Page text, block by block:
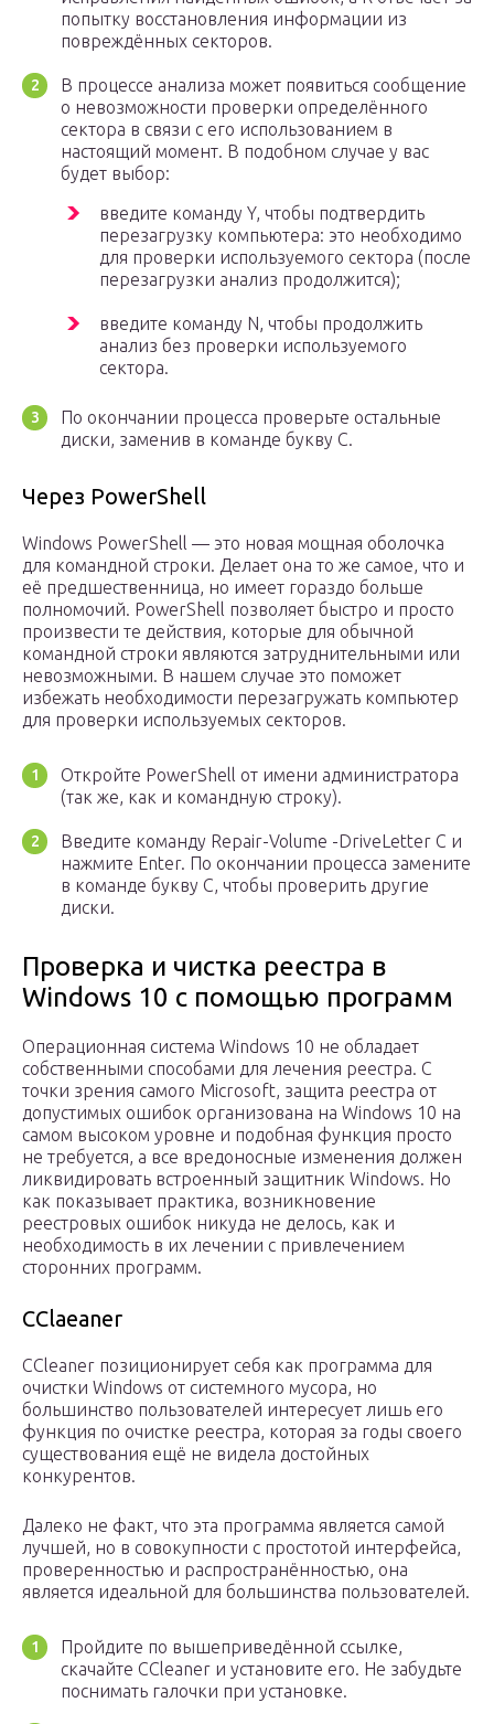
попытку восстановления информации из
повреждённых секторов.
В процессе анализа может появиться сообщение
о невозможности проверки определённого
сектора в связи с его использованием в
настоящий момент. В подобном случае у вас
будет выбор:
введите команду Y, чтобы подтвердить
перезагрузку компьютера: это необходимо
для проверки используемого сектора (после
перезагрузки анализ продолжится);
введите команду N, чтобы продолжить
анализ без проверки используемого
сектора.
По окончании процесса проверьте остальные
диски, заменив в команде букву C.
Через PowerShell
Windows PowerShell — это новая мощная оболочка
для командной строки. Делает она то же самое, что и
её предшественница, но имеет гораздо больше
полномочий. PowerShell позволяет быстро и просто
произвести те действия, которые для обычной
командной строки являются затруднительными или
невозможными. В нашем случае это поможет
избежать необходимости перезагружать компьютер
для проверки используемых секторов.
Откройте PowerShell от имени администратора
(так же, как и командную строку).
Введите команду Repair-Volume -DriveLetter C и
нажмите Enter. По окончании процесса замените
в команде букву C, чтобы проверить другие
диски.
Проверка и чистка реестра в
Windows 10 с помощью программ
Операционная система Windows 10 не обладает
собственными способами для лечения реестра. С
точки зрения самого Microsoft, защита реестра от
допустимых ошибок организована на Windows 10 на
самом высоком уровне и подобная функция просто
не требуется, а все вредоносные изменения должен
ликвидировать встроенный защитник Windows. Но
как показывает практика, возникновение
реестровых ошибок никуда не делось, как и
необходимость в их лечении с привлечением
сторонних программ.
CClaeaner
CCleaner позиционирует себя как программа для
очистки Windows от системного мусора, но
большинство пользователей интересует лишь его
функция по очистке реестра, которая за годы своего
существования ещё не видела достойных
конкурентов.
Далеко не факт, что эта программа является самой
лучшей, но в совокупности с простотой интерфейса,
проверенностью и распространённостью, она
является идеальной для большинства пользователей.
Пройдите по вышеприведённой ссылке,
скачайте CCleaner и установите его. Не забудьте
поснимать галочки при установке.